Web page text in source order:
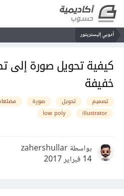
أدوبي إليستريتور
كيفية تحويل صورة إلى
خفيفة
تصميم تحويل صورة
illustrator
low poly
بواسطة zahershullar
14 فبراير 2017